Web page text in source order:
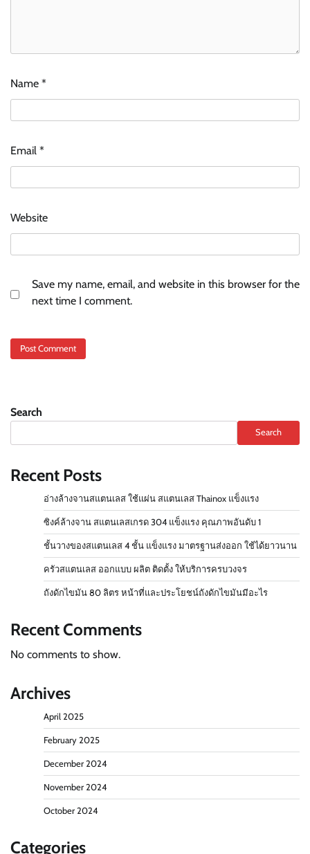
Name *
Email *
Website
Save my name, email, and website in this browser for the
next time I comment.
Search
Search
Recent Posts
อ่างล้างจานสแตนเลส ใช้แผ่น สแตนเลส Thainox แข็งแรง
ซิงค์ล้างจาน สแตนเลสเกรด 304 แข็งแรง คุณภาพอันดับ 1
ชั้นวางของสแตนเลส 4 ชั้น แข็งแรง มาตรฐานส่งออก ใช้ได้ยาวนาน
ครัวสแตนเลส ออกแบบ ผลิต ติดตั้ง ให้บริการครบวงจร
ถังดักไขมัน 80 ลิตร หน้าที่และประโยชน์ถังดักไขมันมีอะไร
Recent Comments
No comments to show.
Archives
April 2025
February 2025
December 2024
November 2024
October 2024
Categories